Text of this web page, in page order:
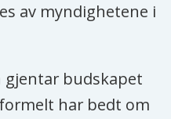
av myndighetene i
gjentar budskapet
har bedt om